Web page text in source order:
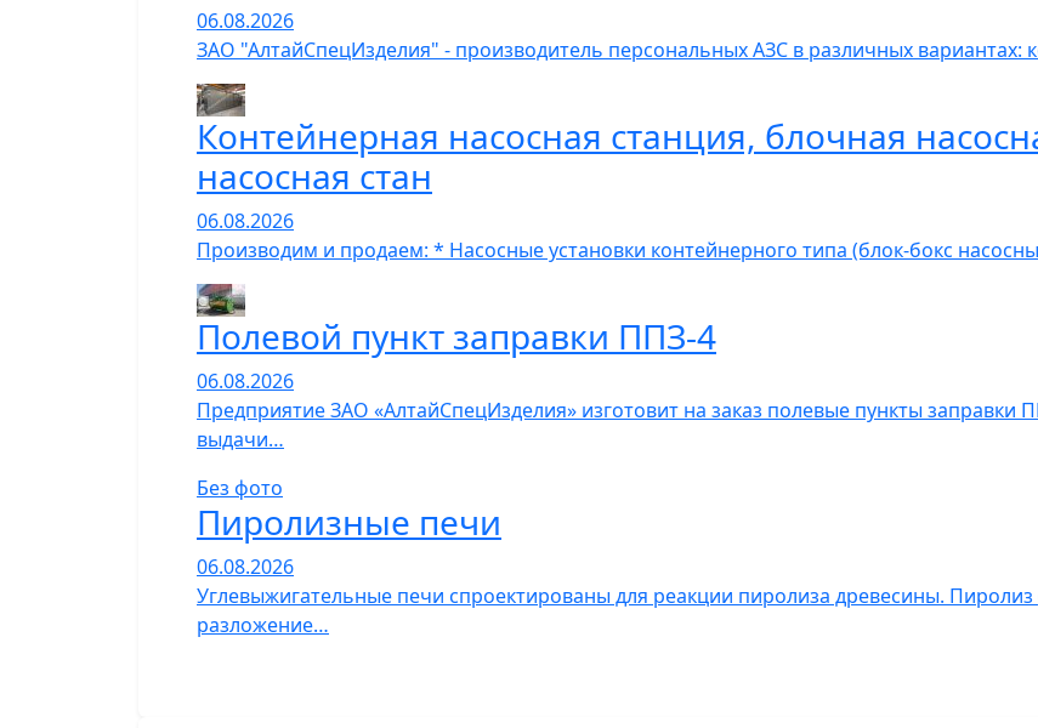
06.08.2026
ЗАО "АлтайСпецИзделия" - производитель персональных АЗС в различных вариантах:
Контейнерная насосная станция, блочная
насосная стан
06.08.2026
Производим и продаем: * Насосные установки контейнерного типа (блок-бокс
Полевой пункт заправки ППЗ-4
06.08.2026
Предприятие ЗАО «АлтайСпецИзделия» изготовит на заказ полевые пункты заправки
выдачи…
Без фото
Пиролизные печи
06.08.2026
Углевыжигательные печи спроектированы для реакции пиролиза древесины. Пиролиз
разложение…